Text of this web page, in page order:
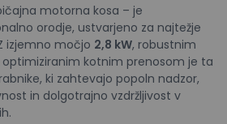
motorna kosa – je
orodje, ustvarjeno za najtežje
izjemno močjo 2,8 kW, robustnim
optimiziranim kotnim prenosom je ta
ki zahtevajo popoln nadzor,
in dolgotrajno vzdržljivost v